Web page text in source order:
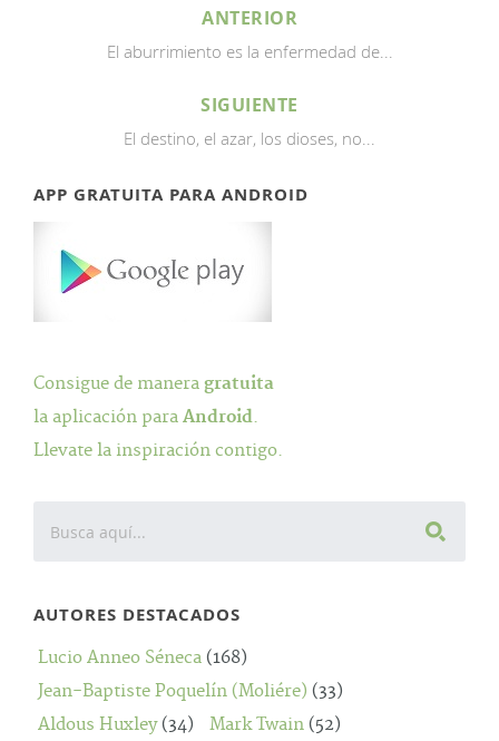
ANTERIOR
El aburrimiento es la enfermedad de...
SIGUIENTE
El destino, el azar, los dioses, no...
APP GRATUITA PARA ANDROID
Consigue de manera gratuita
la aplicación para Android.
Llevate la inspiración contigo.
AUTORES DESTACADOS
Lucio Anneo Séneca (168)
Jean-Baptiste Poquelín (Moliére) (33)
Aldous Huxley(34) Mark Twain (52)